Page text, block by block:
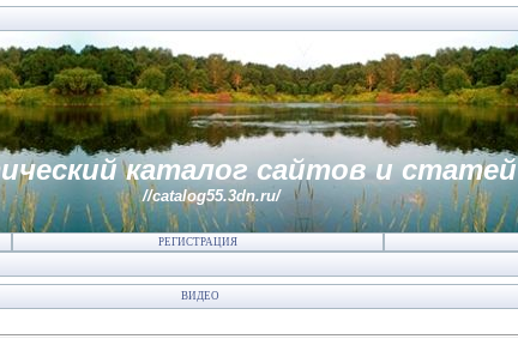
каталог сайтов и статей
//catalog55.3dn.ru/
РЕГИСТРАЦИЯ
ВИДЕО